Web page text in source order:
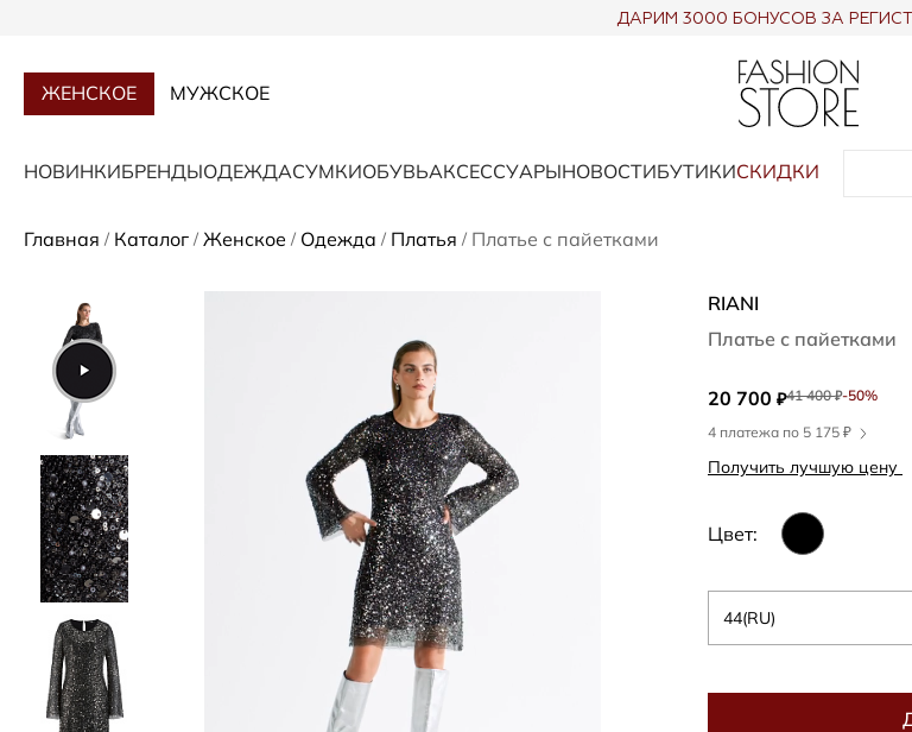
ДАРИМ 3000 БОНУСОВ ЗА
ЖЕНСКОЕ МУЖСКОЕ
НОВИНКИБРЕНДЫОДЕЖДАСУМКИОБУВЬАКСЕССУАРЫНОВОСТИБУТИКИСКИДКИ
Главная / Каталог / Женское / Одежда / Платья / Платье с пайетками
RIANI
Платье с пайетками
20 700 ₽41 400₽-50%
4 платежа по 5 175 ₽
Получить лучшую цену
Цвет:
44(RU)